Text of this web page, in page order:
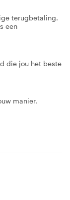
terugbetaling.
een
die jou het beste
manier.